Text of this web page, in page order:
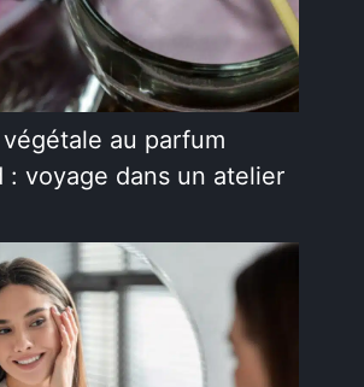
au parfum
: voyage dans un atelier